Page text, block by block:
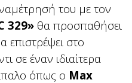
του με τον
329» θα προσπαθήσει
επιστρέψει στο
σε έναν ιδιαίτερα
όπως ο Max